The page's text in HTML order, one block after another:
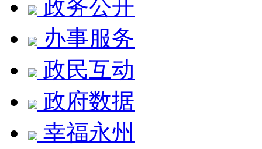
政务公开
办事服务
政民互动
政府数据
幸福永州